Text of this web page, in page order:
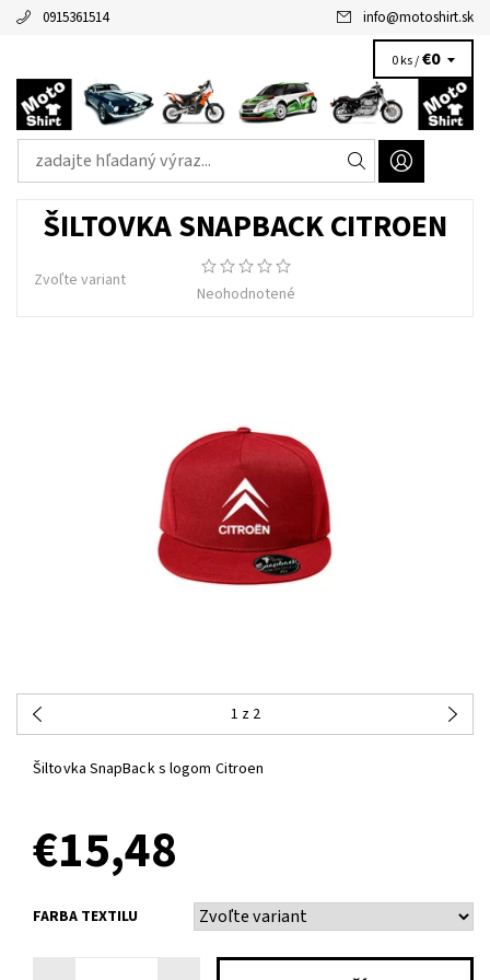
0915361514 info@motoshirt.sk
0 ks /€0
ŠILTOVKA SNAPBACK CITROEN
Zvoľte variant
Neohodnotené
1 z 2
Šiltovka SnapBack s logom Citroen
€15,48
FARBA TEXTILU